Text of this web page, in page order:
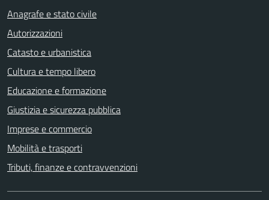
Anagrafe e stato civile
Autorizzazioni
Catasto e urbanistica
Cultura e tempo libero
Educazione e formazione
Giustizia e sicurezza pubblica
Imprese e commercio
Mobilità e trasporti
Tributi, finanze e contravvenzioni